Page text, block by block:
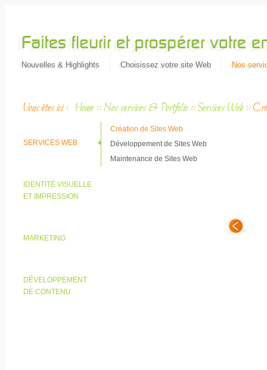
Nouvelles & Highlights Choisissez votre site Web Nos
Vous êtes ici : Home :: Nos services & Portfolio ::Services Web ::
SERVICES WEB
Création de Sites Web
Développement de Sites Web
Maintenance de Sites Web
IDENTITÉ VISUELLE
ET IMPRESSION
MARKETING
DÉVELOPPEMENT
DE CONTENU